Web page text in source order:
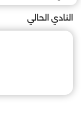
النادي الحالي